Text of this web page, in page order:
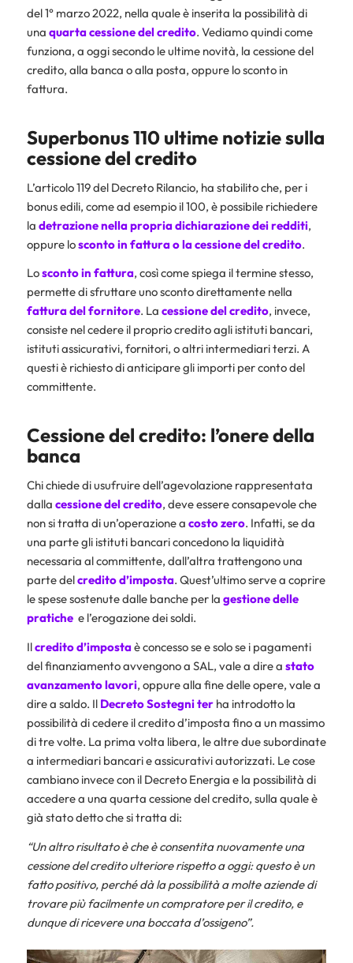
del 1° marzo 2022, nella quale è inserita la possibilità di
una quarta cessione del credito. Vediamo quindi come
funziona, a oggi secondo le ultime novità, la cessione del
credito, alla banca o alla posta, oppure lo sconto in
fattura.
Superbonus 110 ultime notizie sulla
cessione del credito
L’articolo 119 del Decreto Rilancio, ha stabilito che, per i
bonus edili, come ad esempio il 100, è possibile richiedere
la detrazione nella propria dichiarazione dei redditi,
oppure losconto in fattura o la cessione del credito.
Losconto in fattura, così come spiega il termine stesso,
permette di sfruttare uno sconto direttamente nella
fattura del fornitore. La cessione del credito, invece,
consiste nel cedere il proprio credito agli istituti bancari,
istituti assicurativi, fornitori, o altri intermediari terzi. A
questi è richiesto di anticipare gli importi per conto del
committente.
Cessione del credito: l’onere della
banca
Chi chiede di usufruire dell’agevolazione rappresentata
dalla cessione del credito, deve essere consapevole che
non si tratta di un’operazione a costo zero. Infatti, se da
una parte gli istituti bancari concedono la liquidità
necessaria al committente, dall’altra trattengono una
parte delcredito d’imposta. Quest’ultimo serve a coprire
le spese sostenute dalle banche per la gestione delle
pratiche e l’erogazione dei soldi.
Ilcredito d’impostaè concesso se e solo se i pagamenti
del finanziamento avvengono a SAL, vale a dire a stato
avanzamento lavori, oppure alla fine delle opere, vale a
dire a saldo. Il Decreto Sostegniterha introdotto la
possibilità di cedere il credito d’imposta fino a un massimo
di tre volte. La prima volta libera, le altre due subordinate
a intermediari bancari e assicurativi autorizzati. Le cose
cambiano invece con il Decreto Energia e la possibilità di
accedere a una quarta cessione del credito, sulla quale è
già stato detto che si tratta di:
“Un altro risultato è che è consentita nuovamente una
cessione del credito ulteriore rispetto a oggi: questo è un
fatto positivo, perché dà la possibilità a molte aziende di
trovare più facilmente un compratore per il credito, e
dunque di ricevere una boccata d’ossigeno”.